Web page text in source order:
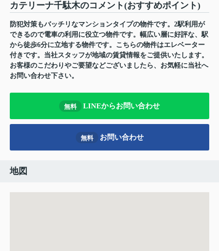
カテリーナ千駄木のコメント(おすすめポイント)
防犯対策もバッチリなマンションタイプの物件です。2駅利用が
できるので電車の利用に役立つ物件です。幅広い層に好評な、駅
から徒歩6分に立地する物件です。こちらの物件はエレベーター
付きです。当社スタッフが地域の賃貸情報をご提供いたします。
お客様のこだわりやご要望などございましたら、お気軽に当社へ
お問い合わせ下さい。
無料 LINEからお問い合わせ
無料 お問い合わせ
地図